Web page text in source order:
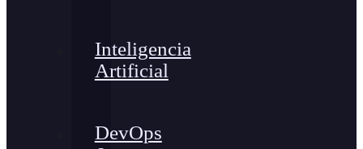
Inteligencia
Artificial
DevOps